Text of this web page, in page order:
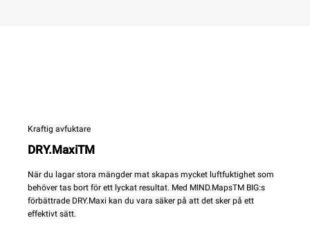
Kraftig avfuktare
DRY.MaxiTM
När du lagar stora mängder mat skapas mycket luftfuktighet som
behöver tas bort för ett lyckat resultat. Med MIND.MapsTM BIG:s
förbättrade DRY.Maxi kan du vara säker på att det sker på ett
effektivt sätt.